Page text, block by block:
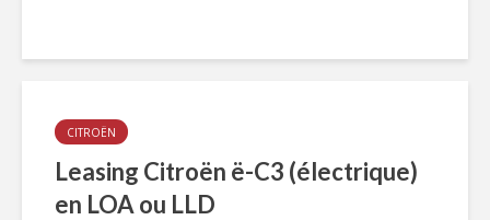
CITROËN
Leasing Citroën ë-C3 (électrique)
en LOA ou LLD